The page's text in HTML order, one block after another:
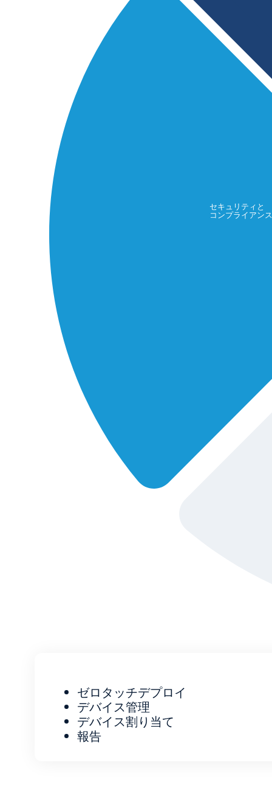
セキュリティと
コンプライアンス
ゼロタッチデプロイ
デバイス管理
デバイス割り当て
報告
MDM環境のヘルスチェック
設定とポリシーの評価
セキュリティとコンプライアンスの監査
修復レポート
デバイスのプロビジョニングと
イメージングとキッティング
オンボーディング／オフボーディング
在庫管理
更新管理
認証コンプライアンス支援
安全なデータ取り扱い基準